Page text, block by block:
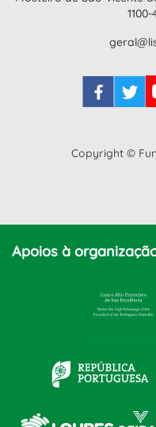
Copyright ©
Apoios à